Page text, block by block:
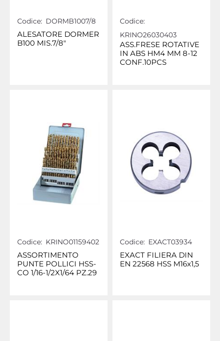
Codice: DORMB1007/8
ALESATORE DORMER
B100 MIS.7/8"
Codice:
KRINO26030403
ASS.FRESE ROTATIVE
IN ABS HM4 MM 8-12
CONF.10PCS
Codice: KRINO01159402
ASSORTIMENTO
PUNTE POLLICI HSS-
CO 1/16-1/2X1/64 PZ.29
Codice: EXACT03934
EXACT FILIERA DIN
EN 22568 HSS M16x1,5